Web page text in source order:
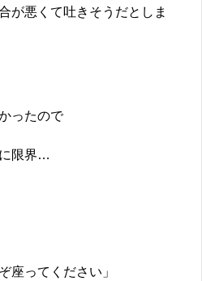
が悪くて吐きそうだとしま
ったので
限界…
座ってください」